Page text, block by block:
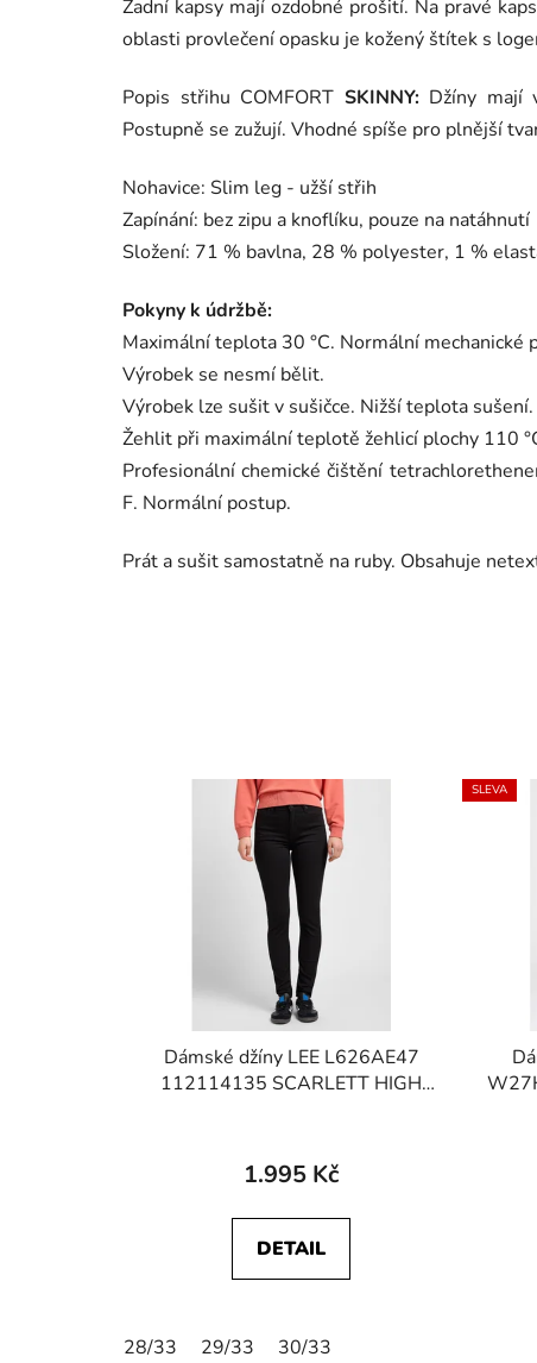
Zadní kapsy mají ozdobné prošití. Na pravé
oblasti provlečení opasku je kožený štítek s
Popis střihu COMFORT SKINNY:Džíny mají
Postupně se zužují. Vhodné spíše pro plnější
Nohavice: Slim leg - užší střih
Zapínání: bez zipu a knoflíku, pouze na natáhnutí
Složení: 71 % bavlna, 28 % polyester, 1 %
Pokyny k údržbě:
Maximální teplota 30 °C. Normální mechanické
Výrobek se nesmí bělit.
Výrobek lze sušit v sušičce. Nižší teplota sušení.
Žehlit při maximální teplotě žehlicí plochy 110
Profesionální chemické čištění
F. Normální postup.
Prát a sušit samostatně na ruby. Obsahuje
Dámské džíny LEE L626AE47
112114135 SCARLETT HIGH
1.995 Kč
DETAIL
28/33 29/33 30/33
SLEVA